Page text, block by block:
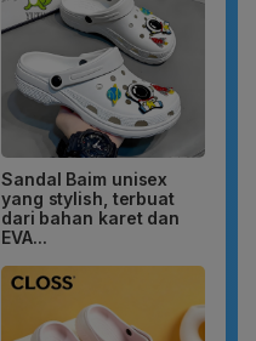
Sandal Baim unisex
yang stylish, terbuat
dari bahan karet dan
EVA...